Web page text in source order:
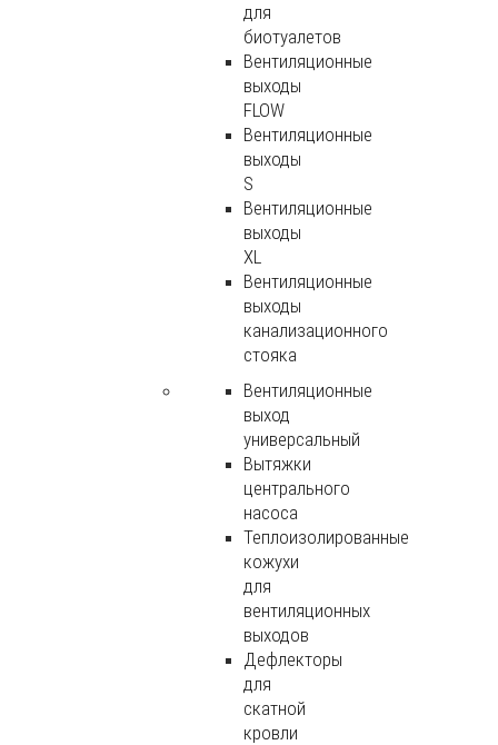
для
биотуалетов
Вентиляционные
выходы
FLOW
Вентиляционные
выходы
S
Вентиляционные
выходы
XL
Вентиляционные
выходы
канализационного
стояка
Вентиляционные
выход
универсальный
Вытяжки
центрального
насоса
Теплоизолированные
кожухи
для
вентиляционных
выходов
Дефлекторы
для
скатной
кровли